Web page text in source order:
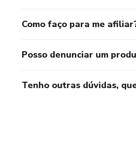
Como faço para me
Posso denunciar um
Tenho outras dúvidas,